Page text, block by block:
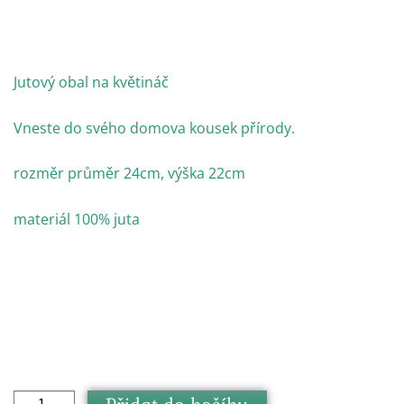
Jutový obal na květináč
Vneste do svého domova kousek přírody.
rozměr průměr 24cm, výška 22cm
materiál 100% juta